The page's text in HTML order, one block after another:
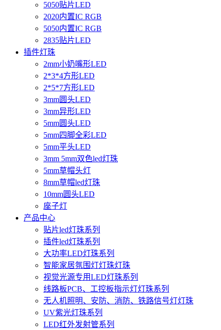
5050贴片LED
2020内置IC RGB
5050内置IC RGB
2835贴片LED
插件灯珠
2mm小奶嘴形LED
2*3*4方形LED
2*5*7方形LED
3mm圆头LED
3mm异形LED
5mm圆头LED
5mm四脚全彩LED
5mm平头LED
3mm 5mm双色led灯珠
5mm草帽头灯
8mm草帽led灯珠
10mm圆头LED
座子灯
产品中心
贴片led灯珠系列
插件led灯珠系列
大功率LED灯珠系列
智能家居氛围灯灯珠灯珠
视觉光源专用LED灯珠系列
线路板PCB、工控板指示灯灯珠系列
无人机照明、安防、消防、铁路信号灯灯珠
UV紫光灯珠系列
LED红外发射管系列